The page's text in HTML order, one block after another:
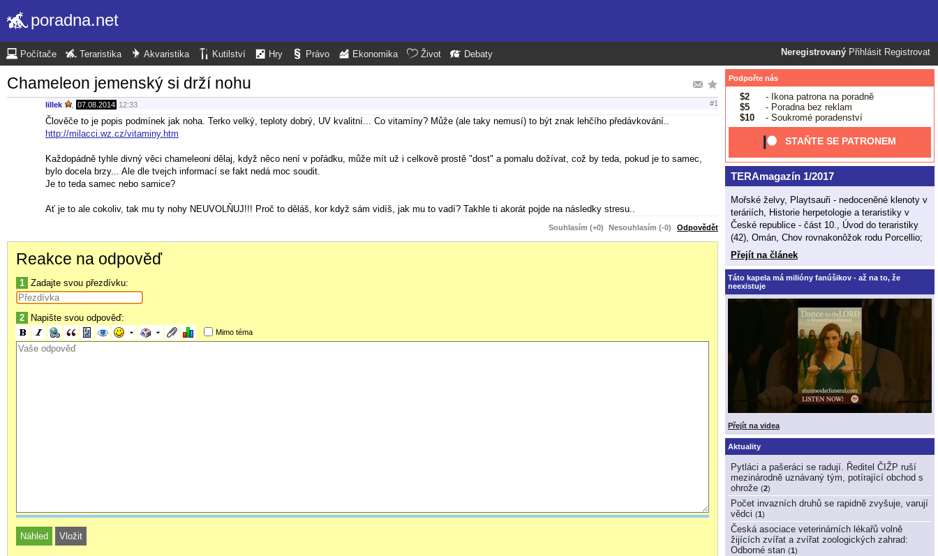
poradna.net
Neregistrovaný Přihlásit Registrovat
Počítače Teraristika Akvaristika Kutilství Hry Právo Ekonomika Život Debaty
Chameleon jemenský si drží nohu
lillek 07.08.2014 12:33 #1
Člověče to je popis podmínek jak noha. Terko velký, teploty dobrý, UV kvalitní... Co vitamíny? Může (ale taky nemusí) to být znak lehčího předávkování..
http://milacci.wz.cz/vitaminy.htm
Každopádně tyhle divný věci chameleoni dělaj, když něco není v pořádku, může mít už i celkově prostě "dost" a pomalu dožívat, což by teda, pokud je to samec,
bylo docela brzy... Ale dle tvejch informací se fakt nedá moc soudit.
Je to teda samec nebo samice?
Ať je to ale cokoliv, tak mu ty nohy NEUVOLŇUJ!!! Proč to děláš, kor když sám vidíš, jak mu to vadí? Takhle ti akorát pojde na následky stresu..
Souhlasím (+0) Nesouhlasím (-0) Odpovědět
Reakce na odpověď
1 Zadajte svou přezdívku:
2 Napište svou odpověď:
Mimo téma
Podpořte nás
$2
- Ikona patrona na poradně
$5
- Poradna bez reklam
$10
- Soukromé poradenství
STAŇTE SE PATRONEM
TERAmagazín 1/2017
Mořské želvy, Playtsauři - nedoceněné klenoty v
teráriích, Historie herpetologie a teraristiky v
České republice - část 10., Úvod do teraristiky
(42), Omán, Chov rovnakonôžok rodu Porcellio;
Přejít na článek
Táto kapela má milióny fanúšikov - až na to, že
neexistuje
Přejít na videa
Aktuality
Pytláci a pašeráci se radují. Ředitel ČIŽP ruší
mezinárodně uznávaný tým, potírající obchod s
ohrože (2)
Počet invazních druhů se rapidně zvyšuje, varují
vědci (1)
Česká asociace veterinárních lékařů volně
žijících zvířat a zvířat zoologických zahrad:
Odborné stan (1)